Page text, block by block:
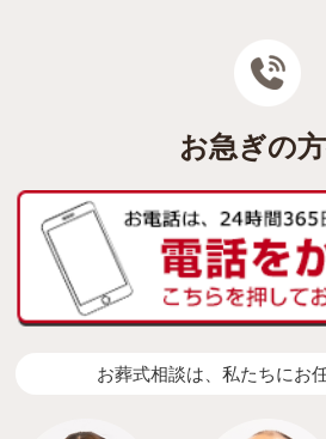
お急ぎの
お葬式相談は、私たちにお